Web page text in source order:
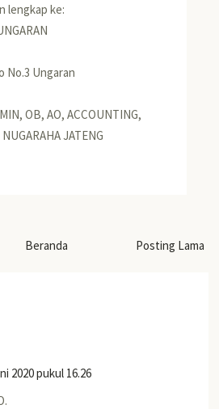
lengkap ke:
No.3 Ungaran
OB, AO, ACCOUNTING,
JATENG
Posting Lama
Beranda
2020 pukul 16.26